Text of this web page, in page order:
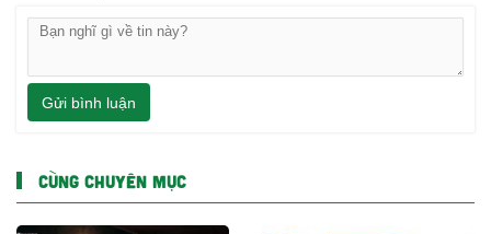
Gửi bình luận
CÙNG CHUYÊN MỤC